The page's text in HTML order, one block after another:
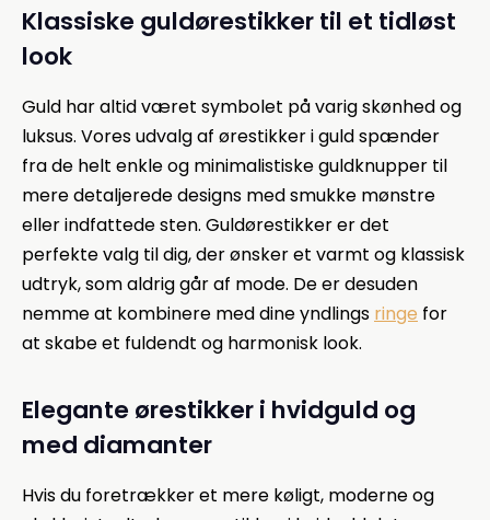
Klassiske guldørestikker til et tidløst
look
Guld har altid været symbolet på varig skønhed og
luksus. Vores udvalg af ørestikker i guld spænder
fra de helt enkle og minimalistiske guldknupper til
mere detaljerede designs med smukke mønstre
eller indfattede sten. Guldørestikker er det
perfekte valg til dig, der ønsker et varmt og klassisk
udtryk, som aldrig går af mode. De er desuden
nemme at kombinere med dine yndlings ringe for
at skabe et fuldendt og harmonisk look.
Elegante ørestikker i hvidguld og
med diamanter
Hvis du foretrækker et mere køligt, moderne og